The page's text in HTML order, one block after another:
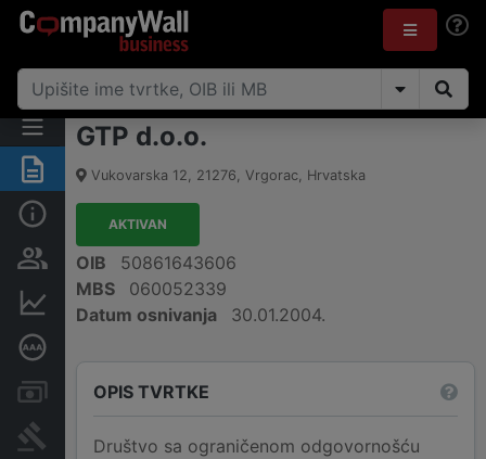
Sažetak
Osobe i vlasništvo
Računi i blokade
Sudske objave
GTP d.o.o.
Vukovarska 12, 21276, Vrgorac, Hrvatska
AKTIVAN
OIB
50861643606
MBS
060052339
Datum osnivanja
30.01.2004.
OPIS TVRTKE
Društvo sa ograničenom odgovornošću